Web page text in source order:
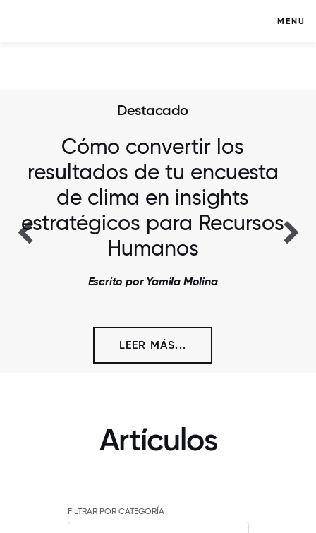
MENU
Destacado
Cómo convertir los
resultados de tu encuesta
de clima en insights
estratégicos para Recursos
Humanos
Escrito por Yamila Molina
LEER MÁS...
Artículos
FILTRAR POR CATEGORÍA